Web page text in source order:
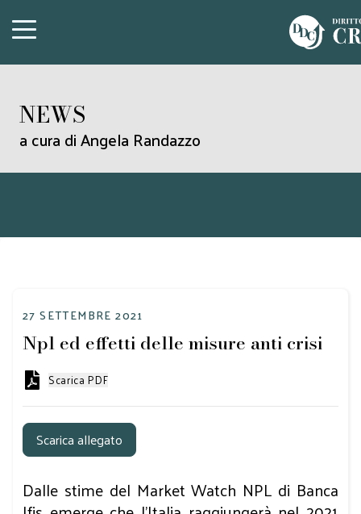
NEWS
a cura di Angela Randazzo
27 SETTEMBRE 2021
Npl ed effetti delle misure anti crisi
Scarica PDF
Scarica allegato
Dalle stime del Market Watch NPL di Banca